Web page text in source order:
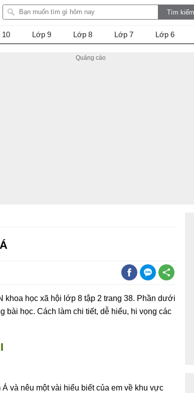
10 Lớp 9 Lớp 8 Lớp 7 Lớp 6
học xã hội lớp 8 tập 2 trang 38. Phần dưới
bài học. Cách làm chi tiết, dễ hiểu, hi vọng các
và nêu một vài hiểu biết của em về khu vực